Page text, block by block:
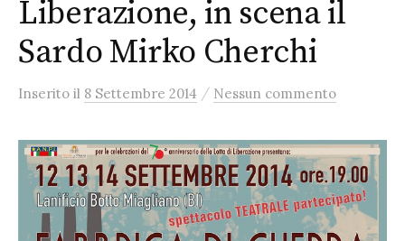
Liberazione, in scena il
Sardo Mirko Cherchi
Inserito il 8 Settembre 2014 / Nessun commento